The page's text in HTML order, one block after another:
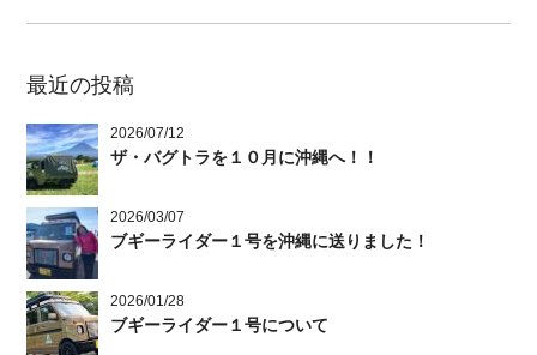
最近の投稿
2026/07/12
ザ・バグトラを１０月に沖縄へ！！
2026/03/07
ブギーライダー１号を沖縄に送りました！
2026/01/28
ブギーライダー１号について